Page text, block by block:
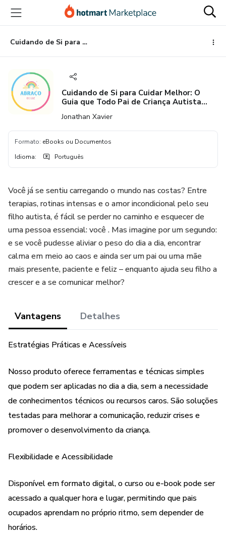
para
conteúdo
principal
para
pagamento
para
rodapé
Cuidando de Si para Cuidar Melhor: O Guia que Todo Pai de Criança Autista Precisa Agora
Cuidando de Si para Cuidar Melhor: O
Guia que Todo Pai de Criança Autista
Jonathan Xavier
Formato: eBooks ou Documentos
Idioma: Português
Você já se sentiu carregando o mundo nas costas? Entre
terapias, rotinas intensas e o amor incondicional pelo seu
filho autista, é fácil se perder no caminho e esquecer de
uma pessoa essencial: você . Mas imagine por um segundo:
e se você pudesse aliviar o peso do dia a dia, encontrar
calma em meio ao caos e ainda ser um pai ou uma mãe
mais presente, paciente e feliz – enquanto ajuda seu filho a
crescer e a se comunicar melhor?
Vantagens Detalhes
Estratégias Práticas e Acessíveis
Nosso produto oferece ferramentas e técnicas simples
que podem ser aplicadas no dia a dia, sem a necessidade
de conhecimentos técnicos ou recursos caros. São soluções
testadas para melhorar a comunicação, reduzir crises e
promover o desenvolvimento da criança.
Flexibilidade e Acessibilidade
Disponível em formato digital, o curso ou e-book pode ser
acessado a qualquer hora e lugar, permitindo que pais
ocupados aprendam no próprio ritmo, sem depender de
horários.